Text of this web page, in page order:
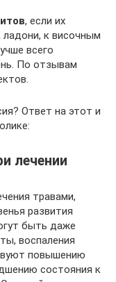
, если их
ладони, к височным
всего
По отзывам
Ответ на этот и
лечении
травами,
развития
быть даже
воспаления
повышению
состояния к